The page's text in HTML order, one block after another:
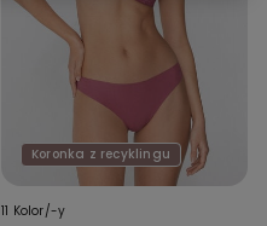
Koronka z recyklingu
11 Kolor/-y